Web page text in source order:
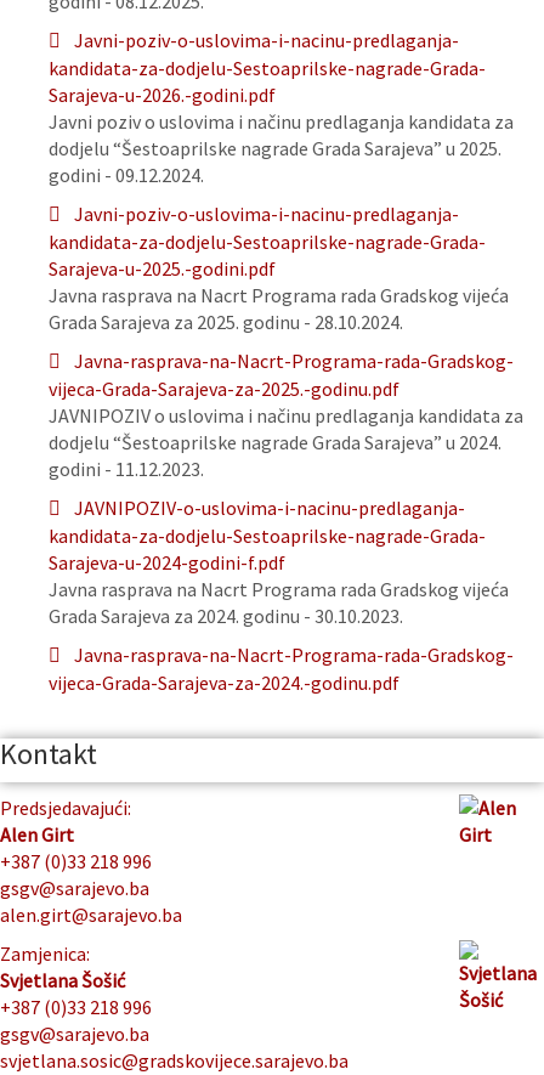
Javni-poziv-o-uslovima-i-nacinu-predlaganja-
kandidata-za-dodjelu-Sestoaprilske-nagrade-Grada-
Sarajeva-u-2026.-godini.pdf
Javni poziv o uslovima i načinu predlaganja kandidata za
dodjelu “Šestoaprilske nagrade Grada Sarajeva” u 2025.
godini - 09.12.2024.
Javni-poziv-o-uslovima-i-nacinu-predlaganja-
kandidata-za-dodjelu-Sestoaprilske-nagrade-Grada-
Sarajeva-u-2025.-godini.pdf
Javna rasprava na Nacrt Programa rada Gradskog vijeća
Grada Sarajeva za 2025. godinu - 28.10.2024.
Javna-rasprava-na-Nacrt-Programa-rada-Gradskog-
vijeca-Grada-Sarajeva-za-2025.-godinu.pdf
JAVNIPOZIV o uslovima i načinu predlaganja kandidata za
dodjelu “Šestoaprilske nagrade Grada Sarajeva” u 2024.
godini - 11.12.2023.
JAVNIPOZIV-o-uslovima-i-nacinu-predlaganja-
kandidata-za-dodjelu-Sestoaprilske-nagrade-Grada-
Sarajeva-u-2024-godini-f.pdf
Javna rasprava na Nacrt Programa rada Gradskog vijeća
Grada Sarajeva za 2024. godinu - 30.10.2023.
Javna-rasprava-na-Nacrt-Programa-rada-Gradskog-
vijeca-Grada-Sarajeva-za-2024.-godinu.pdf
Kontakt
Predsjedavajući:
Alen Girt
+387 (0)33 218 996
gsgv@sarajevo.ba
alen.girt@sarajevo.ba
Zamjenica:
Svjetlana Šošić
+387 (0)33 218 996
gsgv@sarajevo.ba
svjetlana.sosic@gradskovijece.sarajevo.ba